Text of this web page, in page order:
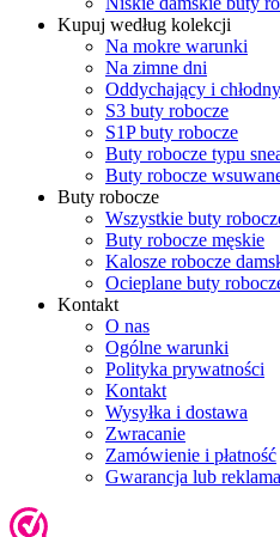
Kupuj według kolekcji
Na mokre warunki
Na zimne dni
Oddychający i chłodny
S3 buty robocze
S1P buty robocze
Buty robocze typu
Buty robocze
Buty robocze
Wszystkie buty
Buty robocze męskie
Kalosze robocze
Ocieplane buty
Kontakt
O nas
Ogólne warunki
Polityka prywatności
Kontakt
Wysyłka i dostawa
Zwracanie
Zamówienie i płatność
Gwarancja lub